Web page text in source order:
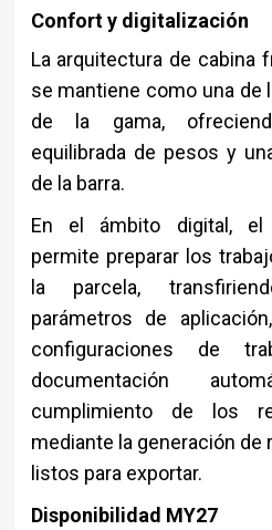
Confort y digitalización
La arquitectura de cabina
se mantiene como una de
de la gama,
equilibrada de pesos y
de la barra.
En el ámbito digital, el
permite preparar los
la parcela,
parámetros de
configuraciones de
documentación
cumplimiento de los
mediante la generación
listos para exportar.
Disponibilidad MY27